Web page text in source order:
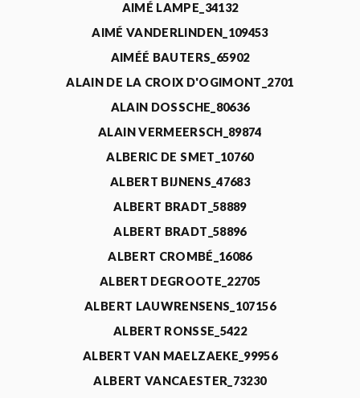
AIMÉ LAMPE_34132
AIMÉ VANDERLINDEN_109453
AIMÉÉ BAUTERS_65902
ALAIN DE LA CROIX D'OGIMONT_2701
ALAIN DOSSCHE_80636
ALAIN VERMEERSCH_89874
ALBERIC DE SMET_10760
ALBERT BIJNENS_47683
ALBERT BRADT_58889
ALBERT BRADT_58896
ALBERT CROMBÉ_16086
ALBERT DEGROOTE_22705
ALBERT LAUWRENSENS_107156
ALBERT RONSSE_5422
ALBERT VAN MAELZAEKE_99956
ALBERT VANCAESTER_73230